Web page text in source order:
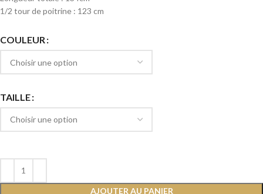
1/2 tour de poitrine : 123 cm
COULEUR
TAILLE
AJOUTER AU PANIER